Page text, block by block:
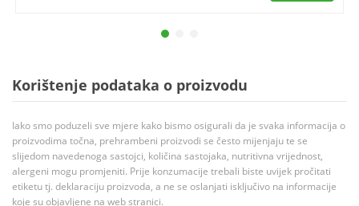
Korištenje podataka o proizvodu
Iako smo poduzeli sve mjere kako bismo osigurali da je svaka informacija o
proizvodima točna, prehrambeni proizvodi se često mijenjaju te se
slijedom navedenoga sastojci, količina sastojaka, nutritivna vrijednost,
alergeni mogu promjeniti. Prije konzumacije trebali biste uvijek pročitati
etiketu tj. deklaraciju proizvoda, a ne se oslanjati isključivo na informacije
koje su objavljene na web stranici.